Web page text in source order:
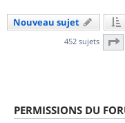
Nouveau sujet
452 sujets
PERMISSIONS DU